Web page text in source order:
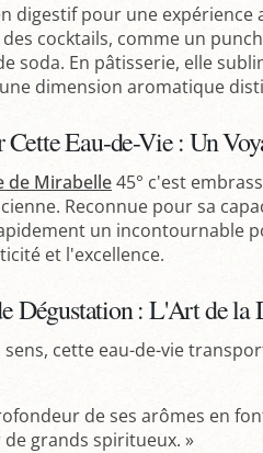
digestif pour une
cocktails, comme un
soda. En pâtisserie, elle
dimension aromatique
Eau-de-Vie : Un
de Mirabelle45° c'est
Reconnue pour sa
un incontournable
et l'excellence.
Dégustation : L'Art de la
cette eau-de-vie
de ses arômes en
grands spiritueux. »